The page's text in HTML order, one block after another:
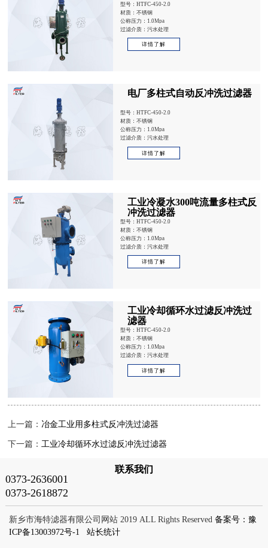
型号：HTFC-450-2.0
材质：不锈钢
公称压力：1.0Mpa
过滤介质：污水处理
详情了解
电厂多柱式自动反冲洗过滤器
型号：HTFC-450-2.0
材质：不锈钢
公称压力：1.0Mpa
过滤介质：污水处理
详情了解
工业冷凝水300吨流量多柱式反
冲洗过滤器
型号：HTFC-450-2.0
材质：不锈钢
公称压力：1.0Mpa
过滤介质：污水处理
详情了解
工业冷却循环水过滤反冲洗过
滤器
型号：HTFC-450-2.0
材质：不锈钢
公称压力：1.0Mpa
过滤介质：污水处理
详情了解
上一篇： 冶金工业用多柱式反冲洗过滤器
下一篇： 工业冷却循环水过滤反冲洗过滤器
联系我们
0373-2636001
0373-2618872
新乡市海特滤器有限公司网站 2019 ALL Rights Reserved 备案号：豫
ICP备13003972号-1
站长统计